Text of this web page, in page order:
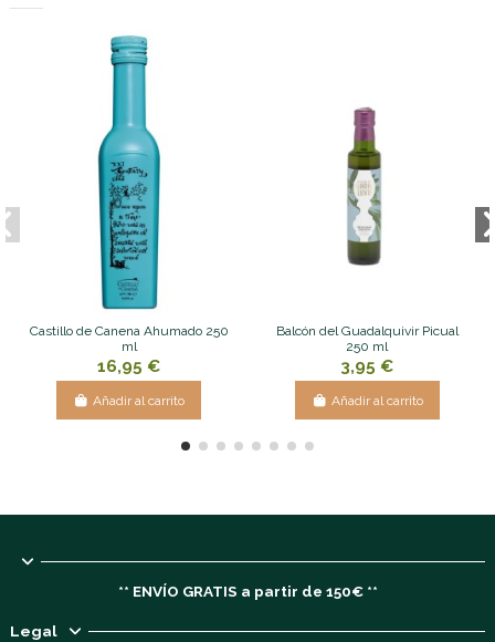
Castillo de Canena Ahumado 250
ml
16,95 €
Añadir al carrito
Balcón del Guadalquivir Picual
250 ml
3,95 €
Añadir al carrito
** ENVÍO GRATIS a partir de 150€ **
Legal